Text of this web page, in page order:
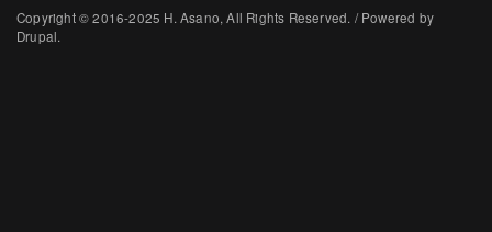
Copyright © 2016-2025 H. Asano, All Rights Reserved. / Powered by
Drupal.